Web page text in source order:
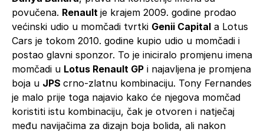
povučena. Renault je krajem 2009. godine prodao
većinski udio u momčadi tvrtki Genii Capital a Lotus
Cars je tokom 2010. godine kupio udio u momčadi i
postao glavni sponzor. To je iniciralo promjenu imena
momčadi u Lotus Renault GP i najavljena je promjena
boja u JPS crno-zlatnu kombinaciju. Tony Fernandes
je malo prije toga najavio kako će njegova momčad
koristiti istu kombinaciju, čak je otvoren i natječaj
među navijačima za dizajn boja bolida, ali nakon